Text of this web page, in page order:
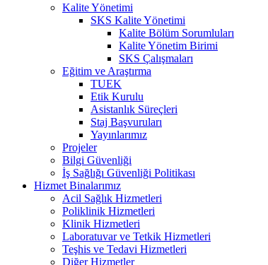
Kalite Yönetimi
SKS Kalite Yönetimi
Kalite Bölüm Sorumluları
Kalite Yönetim Birimi
SKS Çalışmaları
Eğitim ve Araştırma
TUEK
Etik Kurulu
Asistanlık Süreçleri
Staj Başvuruları
Yayınlarımız
Projeler
Bilgi Güvenliği
İş Sağlığı Güvenliği Politikası
Hizmet Binalarımız
Acil Sağlık Hizmetleri
Poliklinik Hizmetleri
Klinik Hizmetleri
Laboratuvar ve Tetkik Hizmetleri
Teşhis ve Tedavi Hizmetleri
Diğer Hizmetler